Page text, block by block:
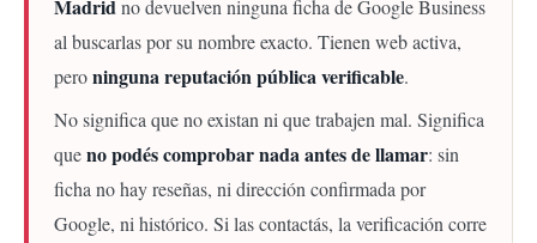
Madrid no devuelven ninguna ficha de Google Business
al buscarlas por su nombre exacto. Tienen web activa,
peroninguna reputación pública verificable.
No significa que no existan ni que trabajen mal. Significa
queno podés comprobar nada antes de llamar: sin
ficha no hay reseñas, ni dirección confirmada por
Google, ni histórico. Si las contactás, la verificación corre